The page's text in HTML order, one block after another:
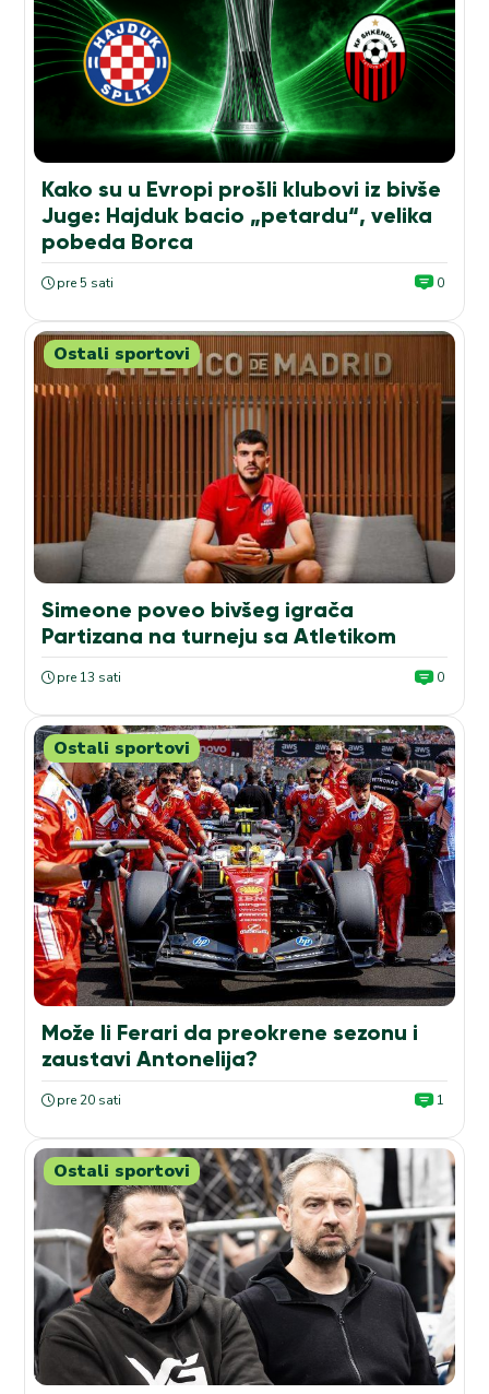
Kako su u Evropi prošli klubovi iz bivše
Juge: Hajduk bacio „petardu“, velika
pobeda Borca
pre 5 sati 0
Ostali sportovi
Simeone poveo bivšeg igrača
Partizana na turneju sa Atletikom
pre 13 sati 0
Ostali sportovi
Može li Ferari da preokrene sezonu i
zaustavi Antonelija?
pre 20 sati 1
Ostali sportovi